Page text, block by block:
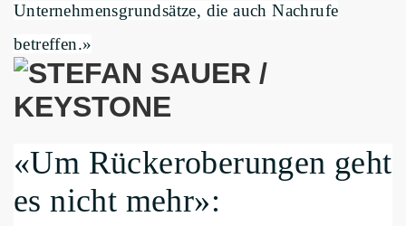
Unternehmensgrundsätze, die auch Nachrufe
betreffen.»
«Um Rückeroberungen geht
es nicht mehr»: